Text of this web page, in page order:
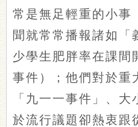
常是無足輕重的小事
聞就常常播報諸如「
少學生肥胖率在課間
事件）；他們對於重
「九一一事件」、
於流行議題卻熱衷跟